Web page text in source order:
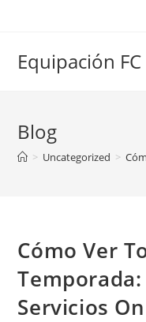
Equipación
Blog
> Uncategorized >
Cómo Ver
Servicios